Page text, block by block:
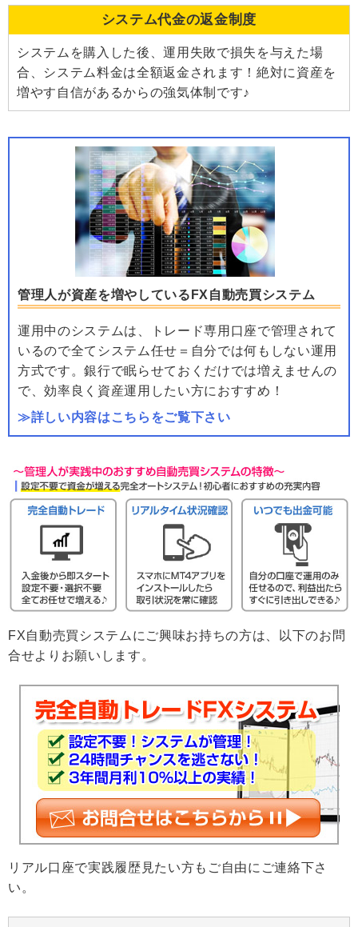
システム代金の返金制度
システムを購入した後、運用失敗で損失を与えた場
合、システム料金は全額返金されます！絶対に資産を
増やす自信があるからの強気体制です♪
管理人が資産を増やしているFX自動売買システム
運用中のシステムは、トレード専用口座で管理されて
いるので全てシステム任せ＝自分では何もしない運用
方式です。銀行で眠らせておくだけでは増えませんの
で、効率良く資産運用したい方におすすめ！
≫詳しい内容はこちらをご覧下さい
FX自動売買システムにご興味お持ちの方は、以下のお問
合せよりお願いします。
リアル口座で実践履歴見たい方もご自由にご連絡下さ
い。